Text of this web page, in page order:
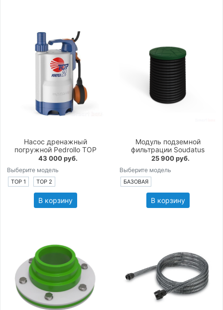
Насос дренажный
погружной Pedrollo TOP
43 000 руб.
Выберите модель
TOP 1 TOP 2
В корзину
Модуль подземной
фильтрации Soudatus
25 900 руб.
Выберите модель
БАЗОВАЯ
В корзину